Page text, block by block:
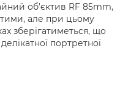
об’єктив RF 85mm,
але при цьому
зберігатиметься, що
портретної